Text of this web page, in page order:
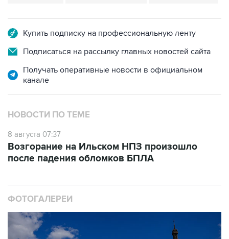
Купить подписку на профессиональную ленту
Подписаться на рассылку главных новостей сайта
Получать оперативные новости в официальном
канале
НОВОСТИ ПО ТЕМЕ
8 августа 07:37
Возгорание на Ильском НПЗ произошло
после падения обломков БПЛА
ФОТОГАЛЕРЕИ